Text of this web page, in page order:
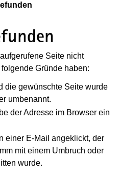
Seite nicht
Gründe haben:
die gewünschte Seite wurde
umbenannt.
der Adresse im Browser ein
einer E-Mail angeklickt, der
mit einem Umbruch oder
wurde.